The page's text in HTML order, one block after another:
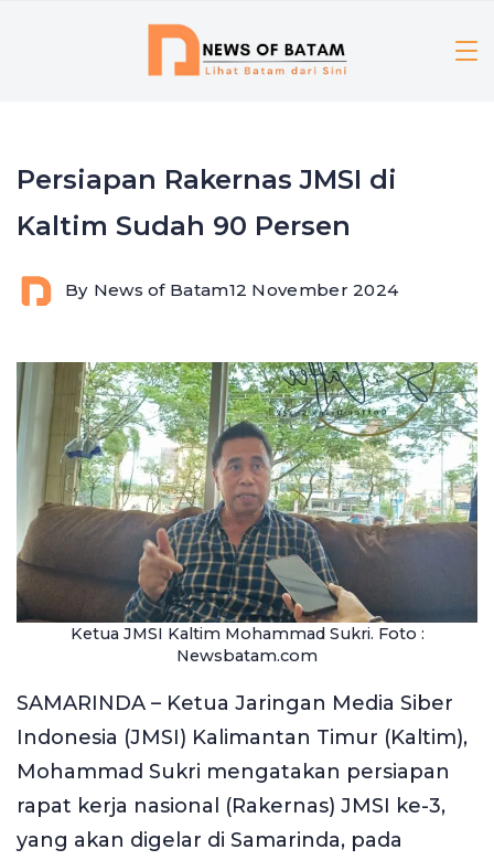
Persiapan Rakernas JMSI di
Kaltim Sudah 90 Persen
By News of Batam12 November 2024
Ketua JMSI Kaltim Mohammad Sukri. Foto :
Newsbatam.com
SAMARINDA – Ketua Jaringan Media Siber
Indonesia (JMSI) Kalimantan Timur (Kaltim),
Mohammad Sukri mengatakan persiapan
rapat kerja nasional (Rakernas) JMSI ke-3,
yang akan digelar di Samarinda, pada